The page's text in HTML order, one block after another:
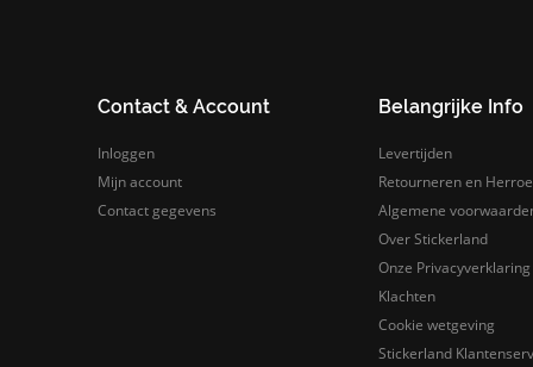
Contact & Account
Inloggen
Mijn account
Contact gegevens
Belangrijke Info
Levertijden
Retourneren en
Algemene
Over Stickerland
Onze Privacyverklaring
Klachten
Cookie wetgeving
Stickerland